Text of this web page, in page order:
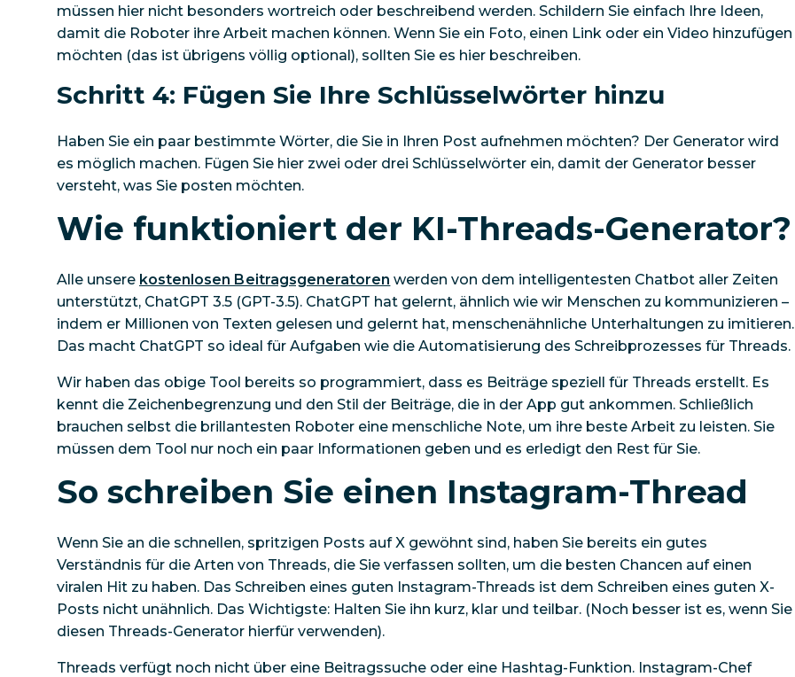
müssen hier nicht besonders wortreich oder beschreibend werden. Schildern Sie einfach Ihre Ideen,
damit die Roboter ihre Arbeit machen können. Wenn Sie ein Foto, einen Link oder ein Video hinzufügen
möchten (das ist übrigens völlig optional), sollten Sie es hier beschreiben.
Schritt 4: Fügen Sie Ihre Schlüsselwörter hinzu
Haben Sie ein paar bestimmte Wörter, die Sie in Ihren Post aufnehmen möchten? Der Generator wird
es möglich machen. Fügen Sie hier zwei oder drei Schlüsselwörter ein, damit der Generator besser
versteht, was Sie posten möchten.
Wie funktioniert der KI-Threads-Generator?
Alle unsere kostenlosen Beitragsgeneratoren werden von dem intelligentesten Chatbot aller Zeiten
unterstützt, ChatGPT 3.5 (GPT-3.5). ChatGPT hat gelernt, ähnlich wie wir Menschen zu kommunizieren –
indem er Millionen von Texten gelesen und gelernt hat, menschenähnliche Unterhaltungen zu imitieren.
Das macht ChatGPT so ideal für Aufgaben wie die Automatisierung des Schreibprozesses für Threads.
Wir haben das obige Tool bereits so programmiert, dass es Beiträge speziell für Threads erstellt. Es
kennt die Zeichenbegrenzung und den Stil der Beiträge, die in der App gut ankommen. Schließlich
brauchen selbst die brillantesten Roboter eine menschliche Note, um ihre beste Arbeit zu leisten. Sie
müssen dem Tool nur noch ein paar Informationen geben und es erledigt den Rest für Sie.
So schreiben Sie einen Instagram-Thread
Wenn Sie an die schnellen, spritzigen Posts auf X gewöhnt sind, haben Sie bereits ein gutes
Verständnis für die Arten von Threads, die Sie verfassen sollten, um die besten Chancen auf einen
viralen Hit zu haben. Das Schreiben eines guten Instagram-Threads ist dem Schreiben eines guten X-
Posts nicht unähnlich. Das Wichtigste: Halten Sie ihn kurz, klar und teilbar. (Noch besser ist es, wenn Sie
diesen Threads-Generator hierfür verwenden).
Threads verfügt noch nicht über eine Beitragssuche oder eine Hashtag-Funktion. Instagram-Chef